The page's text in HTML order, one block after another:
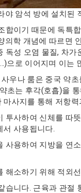
야 암석 방에 설치된
합이기 때문에 독특
의학 개념에 따르면
독성 오염 물질, 차
으로 이어지며 이는
우나 룸은 중국 약
초는 후각(호흡)을
사지를 통해 저항
투사하여 신체를 따
서 사용됩니다.
사용하여 지방을 연
해소하기 위해 적외
습니다. 근육과 관절